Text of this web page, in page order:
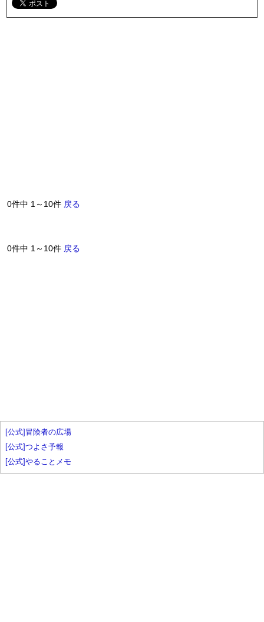
0件中 1～10件 戻る
0件中 1～10件 戻る
[公式]冒険者の広場
[公式]つよさ予報
[公式]やることメモ